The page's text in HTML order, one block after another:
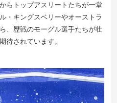
らトップアスリートたちが一堂
・キングスベリーやオーストラ
、歴戦のモーグル選手たちが壮
待されています。